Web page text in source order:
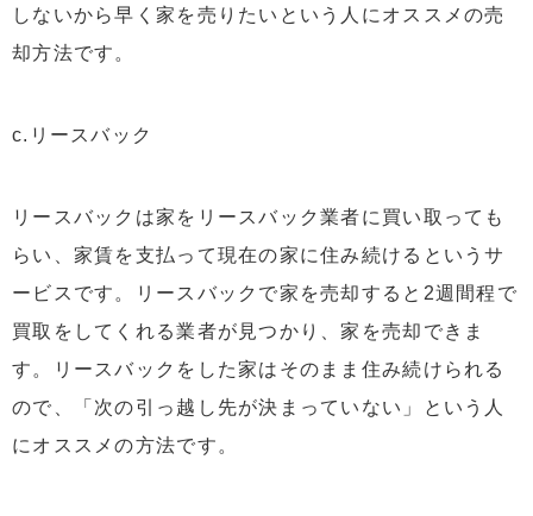
しないから早く家を売りたいという人にオススメの売
却方法です。
c.リースバック
リースバックは家をリースバック業者に買い取っても
らい、家賃を支払って現在の家に住み続けるというサ
ービスです。リースバックで家を売却すると2週間程で
買取をしてくれる業者が見つかり、家を売却できま
す。リースバックをした家はそのまま住み続けられる
ので、「次の引っ越し先が決まっていない」という人
にオススメの方法です。